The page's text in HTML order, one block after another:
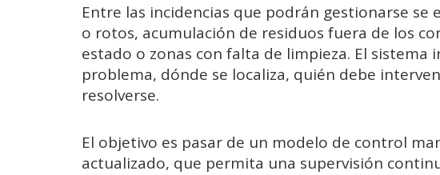
Entre las incidencias que podrán gestionarse
o rotos, acumulación de residuos fuera de los
estado o zonas con falta de limpieza. El sistema
problema, dónde se localiza, quién debe
resolverse.
El objetivo es pasar de un modelo de control
actualizado, que permita una supervisión